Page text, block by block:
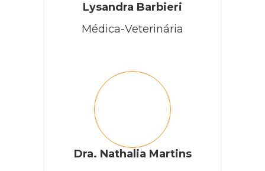
Lysandra Barbieri
Médica-Veterinária
Dra. Nathalia Martins